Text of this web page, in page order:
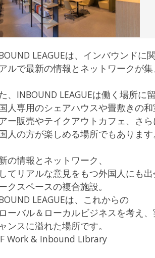
LEAGUEは、インバウンドに
ルで最新の情報とネットワークが集
、INBOUND LEAGUEは働く場所に
人専用のシェアハウスや畳敷きの和
ー販売やテイクアウトカフェ、さ
人の方が楽しめる場所でもあります
の情報とネットワーク、
てリアルな意見をもつ外国人にも出
クスペースの複合施設。
LEAGUEは、これからの
ーバル＆ローカルビジネスを考え
ンスに溢れた場所です。
Work & Inbound Library